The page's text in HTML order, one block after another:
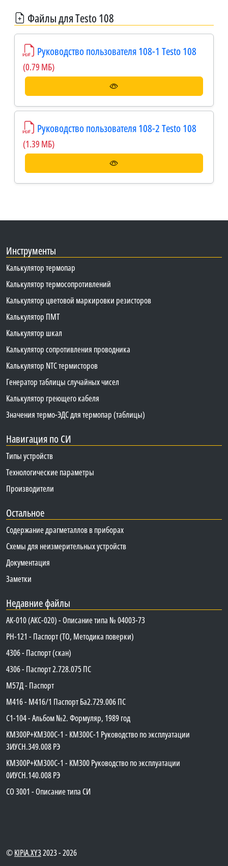
Файлы для Testo 108
Руководство пользователя 108-1 Testo 108
(0.79 МБ)
Руководство пользователя 108-2 Testo 108
(1.39 МБ)
Инструменты
Калькулятор термопар
Калькулятор термосопротивлений
Калькулятор цветовой маркировки резисторов
Калькулятор ПМТ
Калькулятор шкал
Калькулятор сопротивления проводника
Калькулятор NTC термисторов
Генератор таблицы случайных чисел
Калькулятор греющего кабеля
Значения термо-ЭДС для термопар (таблицы)
Навигация по СИ
Типы устройств
Технологические параметры
Производители
Остальное
Содержание драгметаллов в приборах
Схемы для неизмерительных устройств
Документация
Заметки
Недавние файлы
АК-010 (АКС-020) - Описание типа № 04003-73
PH-121 - Паспорт (ТО, Методика поверки)
4306 - Паспорт (скан)
4306 - Паспорт 2.728.075 ПС
М57Д - Паспорт
М416 - М416/1 Паспорт Ба2.729.006 ПС
C1-104 - Альбом №2. Формуляр, 1989 год
КМ300Р+КМ300С-1 - КМ300C-1 Руководство по эксплуатации
3ИУСН.349.008 РЭ
КМ300Р+КМ300С-1 - КМ300 Руководство по эксплуатации
0ИУСН.140.008 РЭ
СО 3001 - Описание типа СИ
©KIPiA.XY32023 - 2026